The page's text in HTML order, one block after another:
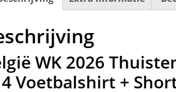
WK 2026
Voetbalshirt +